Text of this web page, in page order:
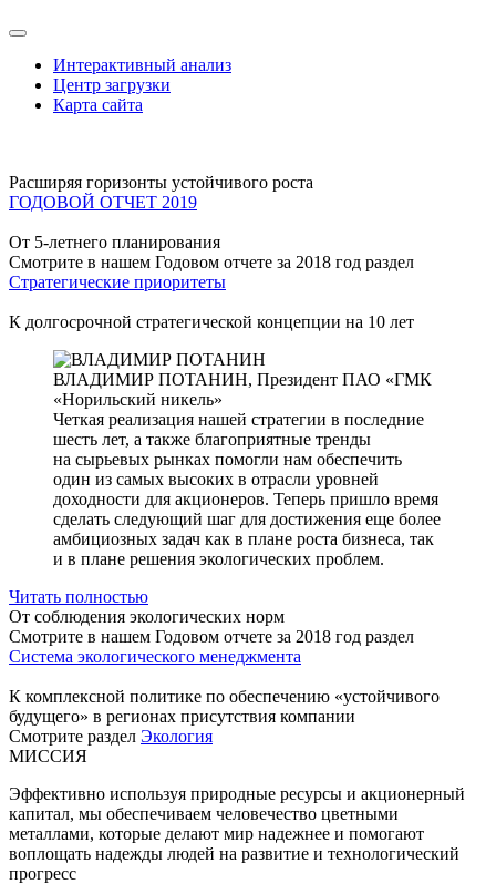
Интерактивный анализ
Центр загрузки
Карта сайта
Расширяя горизонты устойчивого роста
ГОДОВОЙ ОТЧЕТ 2019
От 5-летнего планирования
Смотрите в нашем Годовом отчете за 2018 год раздел
Стратегические приоритеты
К долгосрочной стратегической концепции на 10 лет
ВЛАДИМИР ПОТАНИН, Президент ПАО «ГМК
«Норильский никель»
Четкая реализация нашей стратегии в последние
шесть лет, а также благоприятные тренды
на сырьевых рынках помогли нам обеспечить
один из самых высоких в отрасли уровней
доходности для акционеров. Теперь пришло время
сделать следующий шаг для достижения еще более
амбициозных задач как в плане роста бизнеса, так
и в плане решения экологических проблем.
Читать полностью
От соблюдения экологических норм
Смотрите в нашем Годовом отчете за 2018 год раздел
Система экологического менеджмента
К комплексной политике по обеспечению «устойчивого
будущего» в регионах присутствия компании
Смотрите раздел Экология
МИССИЯ
Эффективно используя природные ресурсы и акционерный
капитал, мы обеспечиваем человечество цветными
металлами, которые делают мир надежнее и помогают
воплощать надежды людей на развитие и технологический
прогресс